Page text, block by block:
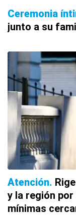
Ceremonia
junto a su
Atención
y la región
mínimas